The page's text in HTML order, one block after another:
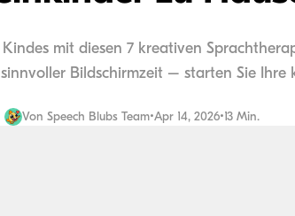
mit diesen 7 kreativen
Bildschirmzeit – starten Sie Ihre
Von Speech Blubs Team•Apr 14, 2026•13 Min.